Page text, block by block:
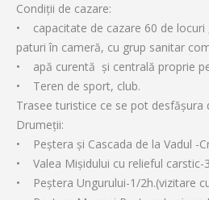
Condiţii de cazare:
• capacitate de cazare 60 de locuri
paturi în cameră, cu grup sanitar
• apă curentă şi centrală proprie
• Teren de sport, club.
Trasee turistice ce se pot desfăşura
Drumeţii:
• Peştera şi Cascada de la Vadul -
• Valea Mişidului cu relieful carstic-
• Peştera Ungurului-1/2h.(vizitare